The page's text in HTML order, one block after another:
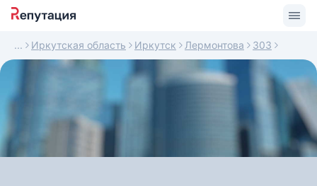
Иркутская область Иркутск Лермонтова 303